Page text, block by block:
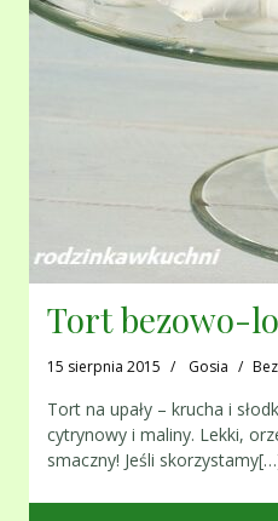
Tort bezowo-
15 sierpnia 2015 Gosia
Tort na upały – krucha i
cytrynowy i maliny. Lekki,
smaczny! Jeśli